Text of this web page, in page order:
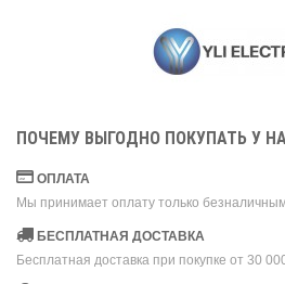
ПОЧЕМУ ВЫГОДНО ПОКУПАТЬ У
ОПЛАТА
Мы принимает оплату только
БЕСПЛАТНАЯ ДОСТАВКА
Бесплатная доставка при покупке от 30